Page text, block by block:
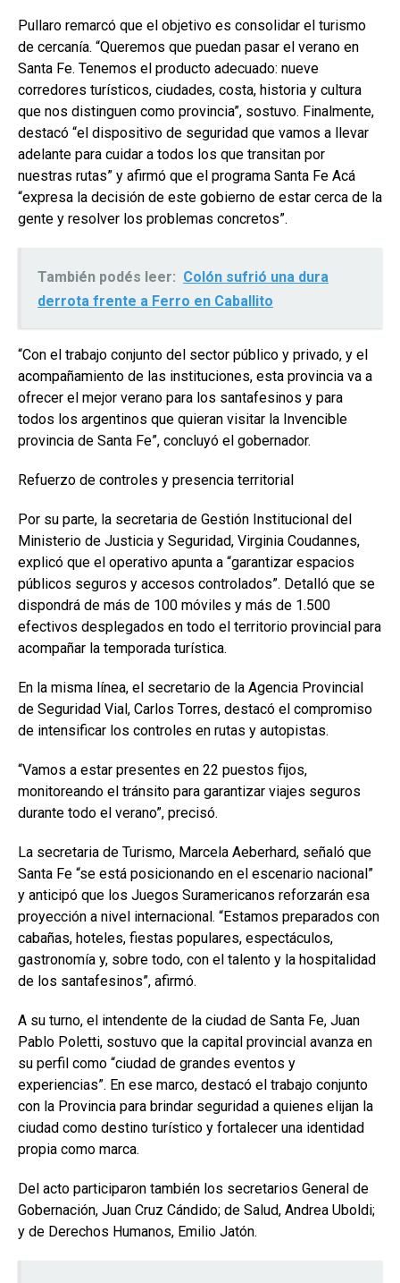
Pullaro remarcó que el objetivo es consolidar el turismo
de cercanía. “Queremos que puedan pasar el verano en
Santa Fe. Tenemos el producto adecuado: nueve
corredores turísticos, ciudades, costa, historia y cultura
que nos distinguen como provincia”, sostuvo. Finalmente,
destacó “el dispositivo de seguridad que vamos a llevar
adelante para cuidar a todos los que transitan por
nuestras rutas” y afirmó que el programa Santa Fe Acá
“expresa la decisión de este gobierno de estar cerca de la
gente y resolver los problemas concretos”.
También podés leer: Colón sufrió una dura
derrota frente a Ferro en Caballito
“Con el trabajo conjunto del sector público y privado, y el
acompañamiento de las instituciones, esta provincia va a
ofrecer el mejor verano para los santafesinos y para
todos los argentinos que quieran visitar la Invencible
provincia de Santa Fe”, concluyó el gobernador.
Refuerzo de controles y presencia territorial
Por su parte, la secretaria de Gestión Institucional del
Ministerio de Justicia y Seguridad, Virginia Coudannes,
explicó que el operativo apunta a “garantizar espacios
públicos seguros y accesos controlados”. Detalló que se
dispondrá de más de 100 móviles y más de 1.500
efectivos desplegados en todo el territorio provincial para
acompañar la temporada turística.
En la misma línea, el secretario de la Agencia Provincial
de Seguridad Vial, Carlos Torres, destacó el compromiso
de intensificar los controles en rutas y autopistas.
“Vamos a estar presentes en 22 puestos fijos,
monitoreando el tránsito para garantizar viajes seguros
durante todo el verano”, precisó.
La secretaria de Turismo, Marcela Aeberhard, señaló que
Santa Fe “se está posicionando en el escenario nacional”
y anticipó que los Juegos Suramericanos reforzarán esa
proyección a nivel internacional. “Estamos preparados con
cabañas, hoteles, fiestas populares, espectáculos,
gastronomía y, sobre todo, con el talento y la hospitalidad
de los santafesinos”, afirmó.
A su turno, el intendente de la ciudad de Santa Fe, Juan
Pablo Poletti, sostuvo que la capital provincial avanza en
su perfil como “ciudad de grandes eventos y
experiencias”. En ese marco, destacó el trabajo conjunto
con la Provincia para brindar seguridad a quienes elijan la
ciudad como destino turístico y fortalecer una identidad
propia como marca.
Del acto participaron también los secretarios General de
Gobernación, Juan Cruz Cándido; de Salud, Andrea Uboldi;
y de Derechos Humanos, Emilio Jatón.